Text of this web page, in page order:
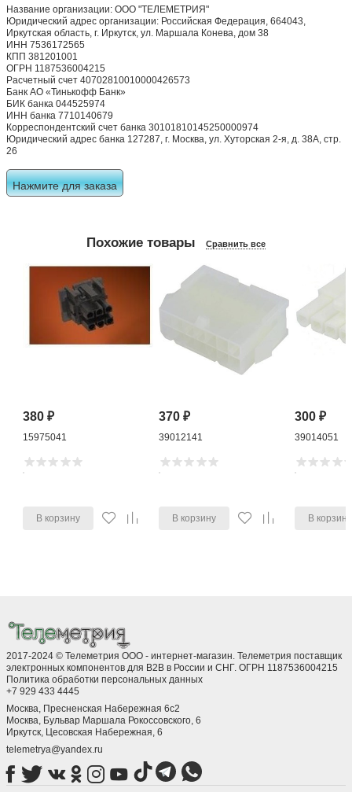
Название организации: ООО "ТЕЛЕМЕТРИЯ"
Юридический адрес организации: Российская Федерация, 664043,
Иркутская область, г. Иркутск, ул. Маршала Конева, дом 38
ИНН 7536172565
КПП 381201001
ОГРН 1187536004215
Расчетный счет 40702810010000426573
Банк АО «Тинькофф Банк»
БИК банка 044525974
ИНН банка 7710140679
Корреспондентский счет банка 30101810145250000974
Юридический адрес банка 127287, г. Москва, ул. Хуторская 2-я, д. 38А, стр.
26
Нажмите для заказа
Похожие товары Сравнить все
380₽
15975041
В корзину
370₽
39012141
В корзину
300₽
39014051
В корзину
2017-2024 © Телеметрия ООО - интернет-магазин. Телеметрия поставщик
электронных компонентов для B2B в России и СНГ. ОГРН 1187536004215
Политика обработки персональных данных
+7 929 433 4445
Москва, Пресненская Набережная 6с2
Москва, ​Бульвар Маршала Рокоссовского, 6
Иркутск, ​Цесовская Набережная, 6
telemetrya@yandex.ru